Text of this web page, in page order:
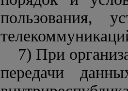
пользования,
7) При
передачи